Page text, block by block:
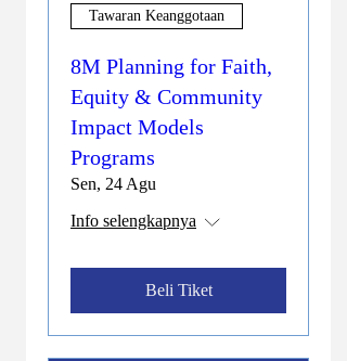
Tawaran Keanggotaan
8M Planning for Faith,
Equity & Community
Impact Models
Programs
Sen, 24 Agu
Info selengkapnya
Beli Tiket